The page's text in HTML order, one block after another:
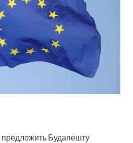
Будапешту